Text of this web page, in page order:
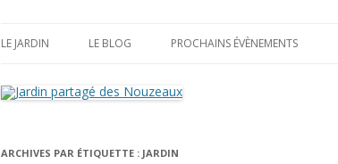
LE JARDIN
HORAIRES DU JARDIN
LE BLOG
GRAINES ET PLANTES
PROCHAINS ÉVÈNEMENTS
ARCHIVES PAR ÉTIQUETTE : JARDIN